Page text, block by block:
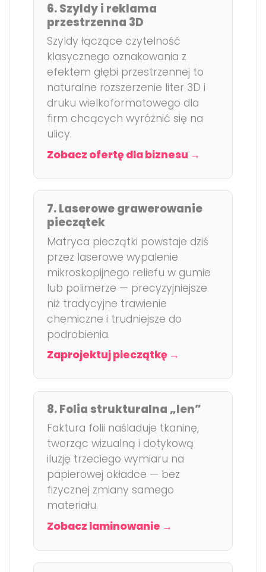
6. Szyldy i reklama
przestrzenna 3D
Szyldy łączące czytelność
klasycznego oznakowania z
efektem głębi przestrzennej to
naturalne rozszerzenie liter 3D i
druku wielkoformatowego dla
firm chcących wyróżnić się na
ulicy.
Zobacz ofertę dla biznesu →
7. Laserowe grawerowanie
pieczątek
Matryca pieczątki powstaje dziś
przez laserowe wypalenie
mikroskopijnego reliefu w gumie
lub polimerze — precyzyjniejsze
niż tradycyjne trawienie
chemiczne i trudniejsze do
podrobienia.
Zaprojektuj pieczątkę →
8. Folia strukturalna „len”
Faktura folii naśladuje tkaninę,
tworząc wizualną i dotykową
iluzję trzeciego wymiaru na
papierowej okładce — bez
fizycznej zmiany samego
materiału.
Zobacz laminowanie →